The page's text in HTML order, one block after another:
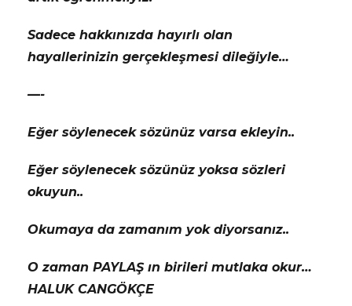
Sadece hakkınızda hayırlı olan
hayallerinizin gerçekleşmesi dileğiyle…
—-
Eğer söylenecek sözünüz varsa ekleyin..
Eğer söylenecek sözünüz yoksa sözleri
okuyun..
Okumaya da zamanım yok diyorsanız..
O zaman PAYLAŞ ın birileri mutlaka okur…
HALUK CANGÖKÇE